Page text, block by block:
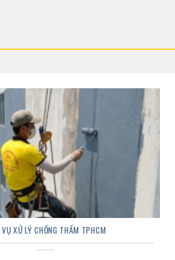
XỬ LÝ CHỐNG THẤM TPHCM